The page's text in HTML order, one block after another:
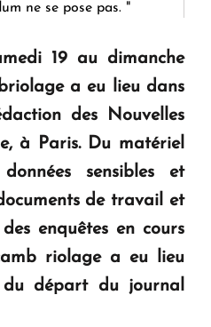
ne se pose pas. "
de résilience et d'avenir
d'Arménie
19 au dimanche
a eu lieu dans
des Nouvelles
à Paris. Du matériel
sensibles et
de travail et
enquêtes en cours
riolage a eu lieu
du départ du journal